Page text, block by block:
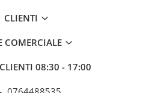
CLIENTI
COMERCIALE
08:30 - 17:00